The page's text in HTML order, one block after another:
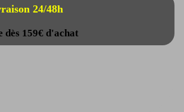
24/48h
dès 159€ d'achat